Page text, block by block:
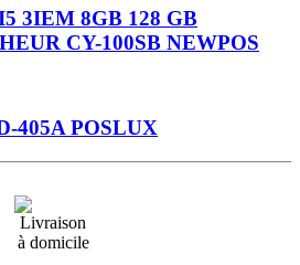
3IEM 8GB 128 GB
CY-100SB NEWPOS
405A POSLUX